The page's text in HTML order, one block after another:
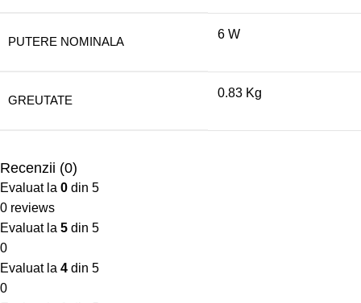
PUTERE NOMINALA
6 W
GREUTATE
0.83 Kg
Recenzii (0)
Evaluat la 0 din 5
0 reviews
Evaluat la 5 din 5
0
Evaluat la 4 din 5
0